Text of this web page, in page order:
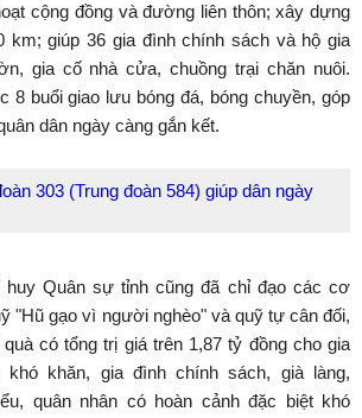
cộng đồng và đường liên thôn; xây dựng
km; giúp 36 gia đình chính sách và hộ gia
gia cố nhà cửa, chuồng trại chăn nuôi.
8 buổi giao lưu bóng đá, bóng chuyền, góp
dân ngày càng gắn kết.
303 (Trung đoàn 584) giúp dân ngày
huy Quân sự tỉnh cũng đã chỉ đạo các cơ
"Hũ gạo vì người nghèo" và quỹ tự cân đối,
có tổng trị giá trên 1,87 tỷ đồng cho gia
khó khăn, gia đình chính sách, già làng,
quân nhân có hoàn cảnh đặc biệt khó